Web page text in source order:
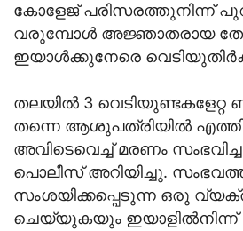
കോളേജ് പരിസരത്തുനിന്ന്
വരുമ്പോൾ അജ്ഞാതരായ
ഇയാൾക്കുനേരെ
തലയിൽ 3
തന്നെ ആശുപത്രിയിൽ
അവിടെവെച്ച് മരണം
പൊലീസ് അറിയിച്ചു.
സംശയിക്കപ്പെടുന്ന ഒരു
ചെയ്യുകയും